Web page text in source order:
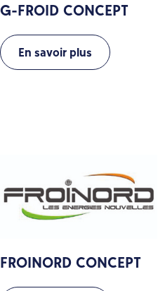
G-FROID CONCEPT
En savoir plus
FROINORD CONCEPT